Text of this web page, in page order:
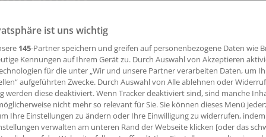
des Bundessozialgerichts müssen sieben KVen nun
von Sprechstundenbedarf ändern. Betroffene
hoffen.
Leserin, lieber Leser,
Beitrag können Sie lesen, sobald Sie sich
ist uns wichtig
145-Partner speichern und greifen auf personenbezogene Daten wie
Kennungen auf Ihrem Gerät zu. Durch Auswahl von Akzeptieren
für die unter „Wir und unsere Partner verarbeiten Daten, um
aufgeführten Zwecke. Durch Auswahl von Alle ablehnen oder
werden diese deaktiviert. Wenn Tracker deaktiviert sind, sind manche
nicht mehr so relevant für Sie. Sie können dieses Menü
Ihre Einstellungen zu ändern oder Ihre Einwilligung zu widerrufen,
verwalten am unteren Rand der Webseite klicken [oder das